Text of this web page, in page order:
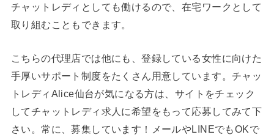
チャットレディとしても働けるので、在宅ワークとして
取り組むこともできます。
こちらの代理店では他にも、登録している女性に向けた
手厚いサポート制度をたくさん用意しています。チャッ
トレディAlice仙台が気になる方は、サイトをチェック
してチャットレディ求人に希望をもって応募してみて下
さい。常に、募集しています！メールやLINEでもOKで